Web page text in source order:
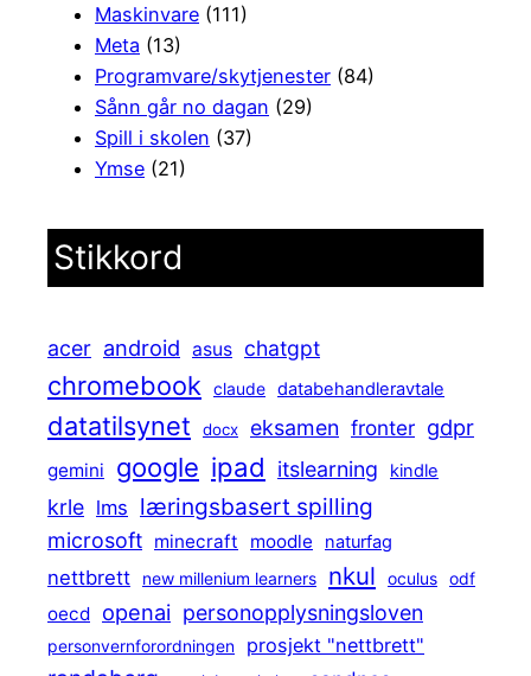
Maskinvare (111)
Meta (13)
Programvare/skytjenester (84)
Sånn går no dagan (29)
Spill i skolen (37)
Ymse (21)
Stikkord
acer android asus chatgpt
chromebook claude databehandleravtale
datatilsynet docx eksamen fronter gdpr
gemini google ipad itslearning kindle
krle lms læringsbasert spilling
microsoft minecraft moodle naturfag
nettbrett new millenium learners nkul oculus odf
oecd openai personopplysningsloven
personvernforordningen prosjekt "nettbrett"